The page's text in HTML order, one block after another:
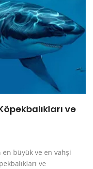
ve
büyük ve en vahşi
ve